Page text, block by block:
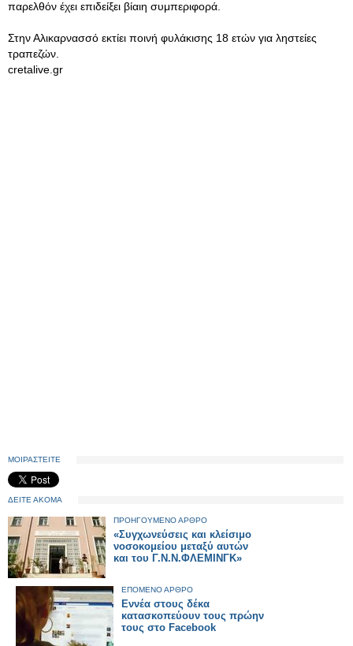
παρελθόν έχει επιδείξει βίαιη συμπεριφορά.
Στην Αλικαρνασσό εκτίει ποινή φυλάκισης 18 ετών για ληστείες
τραπεζών.
cretalive.gr
ΜΟΙΡΑΣΤΕΙΤΕ
ΔΕΙΤΕ ΑΚΟΜΑ
ΠΡΟΗΓΟΥΜΕΝΟ ΑΡΘΡΟ
«Συγχωνεύσεις και κλείσιμο
νοσοκομείου μεταξύ αυτών
και του Γ.Ν.Ν.ΦΛΕΜΙΝΓΚ»
ΕΠΟΜΕΝΟ ΑΡΘΡΟ
Εννέα στους δέκα
κατασκοπεύουν τους πρώην
τους στο Facebook